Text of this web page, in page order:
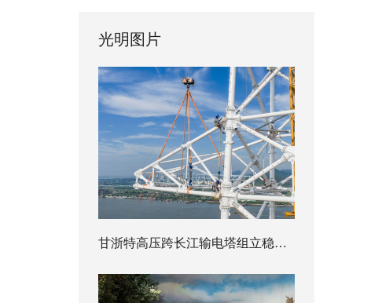
光明图片
甘浙特高压跨长江输电塔组立稳步推进